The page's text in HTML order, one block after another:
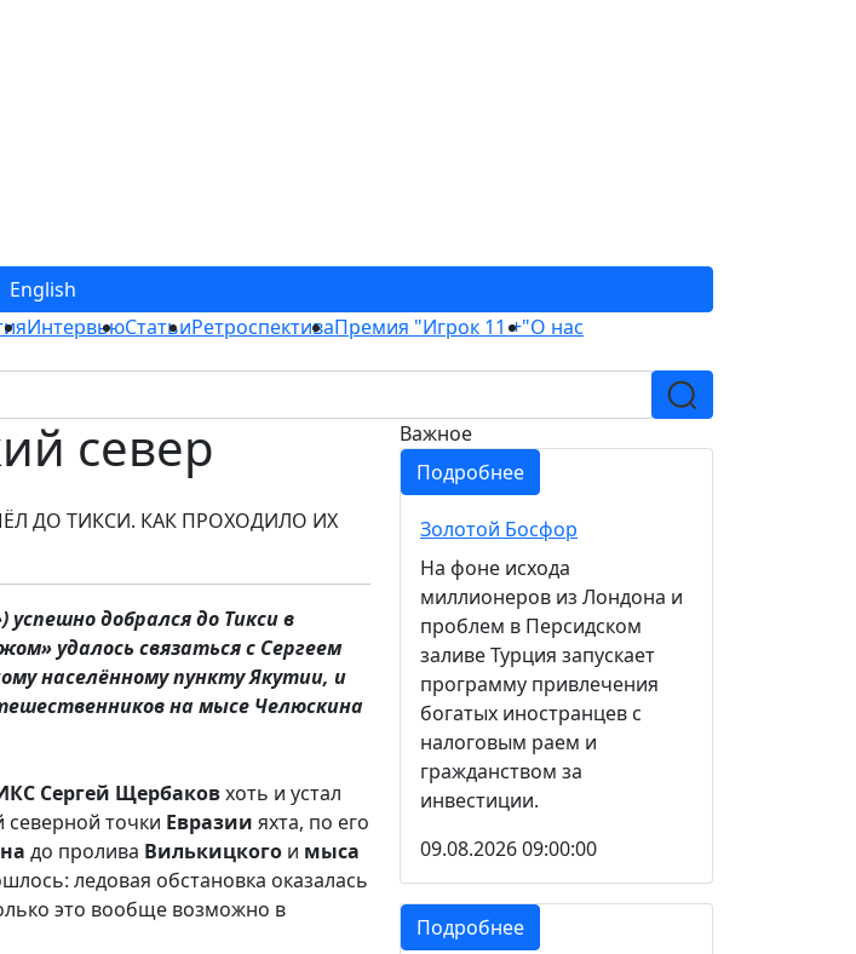
English
ИнтервьюСтатьиРетроспективаПремия "Игрок 11 +"О нас
север
ДО ТИКСИ. КАК ПРОХОДИЛО ИХ
добрался до Тикси в
удалось связаться с Сергеем
населённому пункту Якутии, и
на мысе Челюскина
Сергей Щербаковхоть и устал
северной точки Евразии яхта, по его
до пролива Вилькицкого и мыса
ледовая обстановка оказалась
это вообще возможно в
Важное
Подробнее
Золотой Босфор
На фоне исхода
миллионеров из Лондона и
проблем в Персидском
заливе Турция запускает
программу привлечения
богатых иностранцев с
налоговым раем и
гражданством за
инвестиции.
09.08.2026 09:00:00
Подробнее